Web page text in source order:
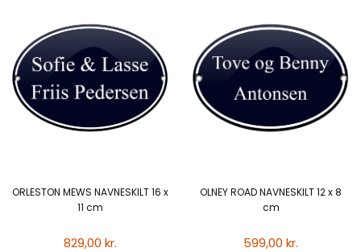
ORLESTON MEWS NAVNESKILT 16 x
11 cm
829,00 kr.
OLNEY ROAD NAVNESKILT 12 x 8
cm
599,00 kr.